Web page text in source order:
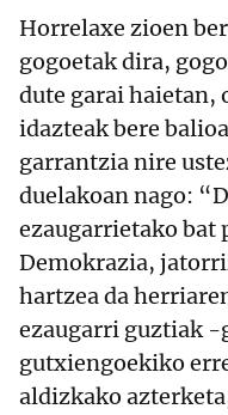
Horrelaxe zioen
gogoetak dira,
dute garai haietan,
idazteak bere
garrantzia nire
duelakoan nago:
ezaugarrietako bat
Demokrazia,
hartzea da
ezaugarri guztiak -
gutxiengoekiko
aldizkako